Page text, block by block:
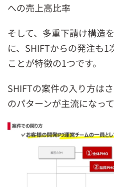
への売上高比率
そして、多重下請け構造
に、SHIFTからの発注も1
ことが特徴の1つです。
SHIFTの案件の入り方は
のパターンが主流になって